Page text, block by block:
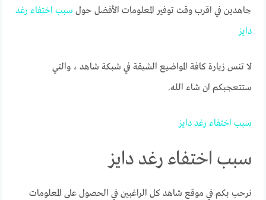
جاهدين في اقرب وقت توفير المعلومات الأفضل حول سبب اختفاء رغد
دايز
لا تنس زيارة كافة المواضيع الشيقة في شبكة شاهد ، والتي
ستتعجبكم ان شاء الله.
سبب اختفاء رغد دايز
سبب اختفاء رغد دايز
نرحب بكم في موقع شاهد كل الراغبين في الحصول على المعلومات